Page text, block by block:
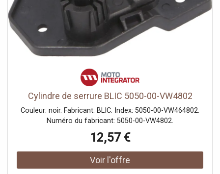
Cylindre de serrure BLIC 5050-00-VW4802
Couleur: noir. Fabricant: BLIC. Index: 5050-00-VW464802.
Numéro du fabricant: 5050-00-VW4802.
12,57 €